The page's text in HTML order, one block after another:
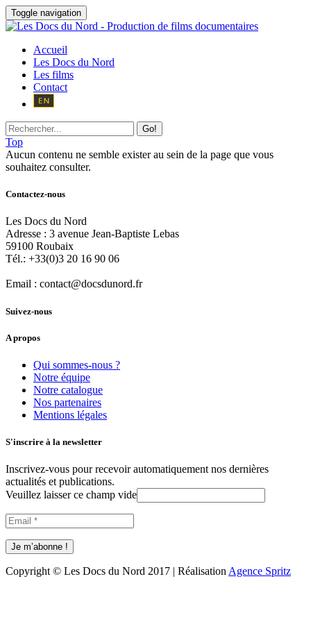
Toggle navigation
Accueil
Les Docs du Nord
Les films
Contact
Go!
Top
Aucun contenu ne semble exister au sein de la page que vous
souhaitez consulter.
Contactez-nous
Les Docs du Nord
Adresse : 3 avenue Jean-Baptiste Lebas
59100 Roubaix
Tél.: +33(0)3 20 16 90 06
Email : contact@docsdunord.fr
Suivez-nous
A propos
Qui sommes-nous ?
Notre équipe
Notre catalogue
Nos partenaires
Mentions légales
S'inscrire à la newsletter
Inscrivez-vous pour recevoir automatiquement nos dernières
actualités et publications.
Veuillez laisser ce champ vide
Copyright © Les Docs du Nord 2017 | Réalisation Agence Spritz